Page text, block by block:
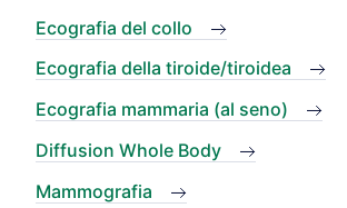
Ecografia del collo
Ecografia della tiroide/tiroidea
Ecografia mammaria (al seno)
Diffusion Whole Body
Mammografia